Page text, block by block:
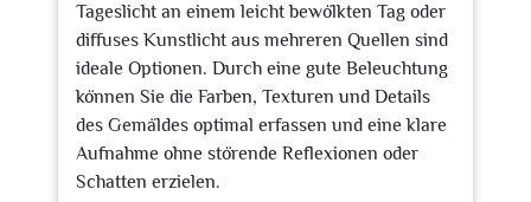
Tageslicht an einem leicht bewölkten Tag oder
diffuses Kunstlicht aus mehreren Quellen sind
ideale Optionen. Durch eine gute Beleuchtung
können Sie die Farben, Texturen und Details
des Gemäldes optimal erfassen und eine klare
Aufnahme ohne störende Reflexionen oder
Schatten erzielen.